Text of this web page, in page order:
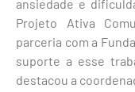
ansiedade e
Projeto Ativa
parceria com a
suporte a esse
destacou a